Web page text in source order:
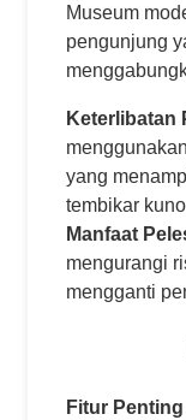
Museum
pengunjung
Keterlibatan
menggunakan
yang
tembikar
Manfaat
mengurangi
mengganti
Fitur